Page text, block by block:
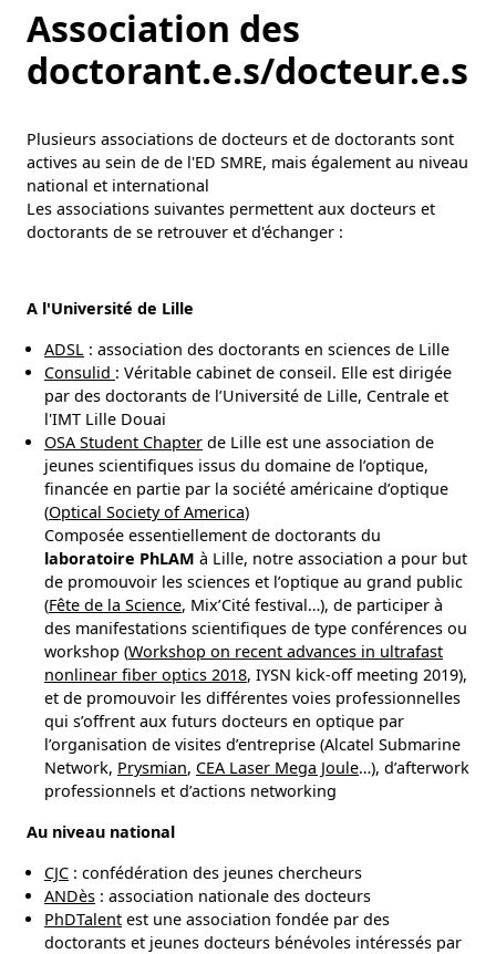
Association des
doctorant.e.s/docteur.e.s
Plusieurs associations de docteurs et de doctorants sont
actives au sein de de l'ED SMRE, mais également au niveau
national et international
Les associations suivantes permettent aux docteurs et
doctorants de se retrouver et d'échanger :
A l'Université de Lille
ADSL : association des doctorants en sciences de Lille
Consulid : Véritable cabinet de conseil. Elle est dirigée
par des doctorants de l’Université de Lille, Centrale et
l'IMT Lille Douai
OSA Student Chapter de Lille est une association de
jeunes scientifiques issus du domaine de l’optique,
financée en partie par la société américaine d’optique
(Optical Society of America)
Composée essentiellement de doctorants du
laboratoire PhLAM à Lille, notre association a pour but
de promouvoir les sciences et l’optique au grand public
(Fête de la Science, Mix’Cité festival…), de participer à
des manifestations scientifiques de type conférences ou
workshop (Workshop on recent advances in ultrafast
nonlinear fiber optics 2018, IYSN kick-off meeting 2019),
et de promouvoir les différentes voies professionnelles
qui s’offrent aux futurs docteurs en optique par
l’organisation de visites d’entreprise (Alcatel Submarine
Network, Prysmian, CEA Laser Mega Joule…), d’afterwork
professionnels et d’actions networking
Au niveau national
CJC : confédération des jeunes chercheurs
ANDès : association nationale des docteurs
PhDTalent est une association fondée par des
doctorants et jeunes docteurs bénévoles intéressés par